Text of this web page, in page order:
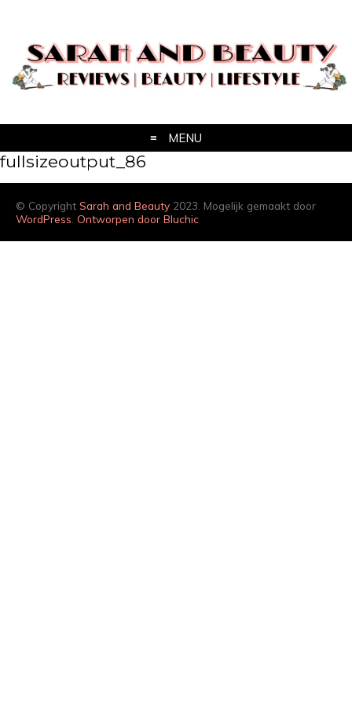
MENU
fullsizeoutput_86
© Copyright Sarah and Beauty 2023. Mogelijk gemaakt door
WordPress Ontworpen door Bluchic